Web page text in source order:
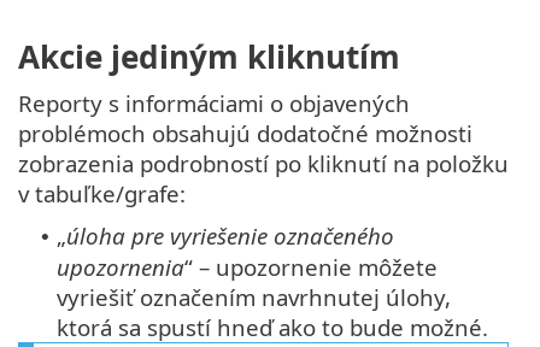
Akcie jediným kliknutím
Reporty s informáciami o objavených
problémoch obsahujú dodatočné možnosti
zobrazenia podrobností po kliknutí na položku
v tabuľke/grafe:
• „úloha pre vyriešenie označeného
upozornenia“ – upozornenie môžete
vyriešiť označením navrhnutej úlohy,
ktorá sa spustí hneď ako to bude možné.